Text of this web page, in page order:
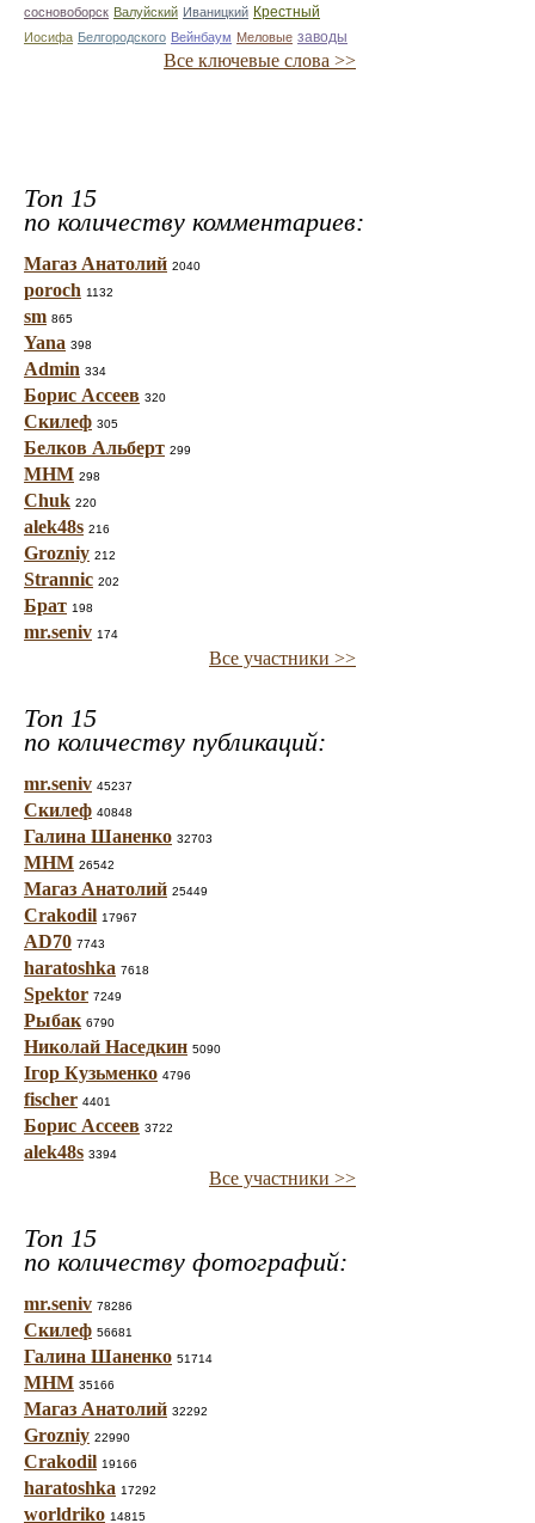
сосновоборск Валуйский Иваницкий Крестный
Иосифа Белгородского Вейнбаум Меловые заводы
Все ключевые слова >>
Топ 15
по количеству комментариев:
Магаз Анатолий 2040
poroch 1132
sm 865
Yana 398
Admin 334
Борис Ассеев 320
Скилеф 305
Белков Альберт 299
МНМ 298
Chuk 220
alek48s 216
Grozniy 212
Strannic 202
Брат 198
mr.seniv 174
Все участники >>
Топ 15
по количеству публикаций:
mr.seniv 45237
Скилеф 40848
Галина Шаненко 32703
МНМ 26542
Магаз Анатолий 25449
Crakodil 17967
AD70 7743
haratoshka 7618
Spektor 7249
Рыбак 6790
Николай Наседкин 5090
Ігор Кузьменко 4796
fischer 4401
Борис Ассеев 3722
alek48s 3394
Все участники >>
Топ 15
по количеству фотографий:
mr.seniv 78286
Скилеф 56681
Галина Шаненко 51714
МНМ 35166
Магаз Анатолий 32292
Grozniy 22990
Crakodil 19166
haratoshka 17292
worldriko 14815